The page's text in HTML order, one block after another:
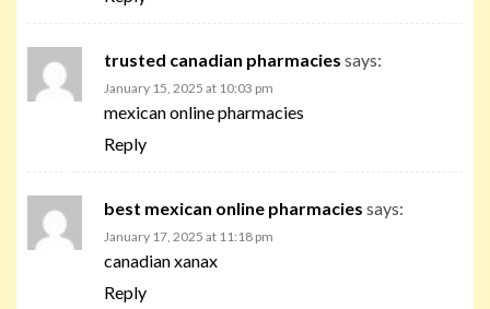
trusted canadian pharmacies says:
January 15, 2025 at 10:03 pm
mexican online pharmacies
Reply
best mexican online pharmacies says:
January 17, 2025 at 11:18 pm
canadian xanax
Reply